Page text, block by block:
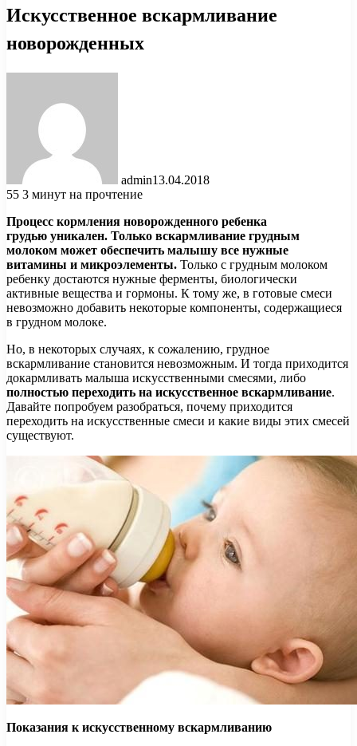
Искусственное вскармливание
новорожденных
admin13.04.2018
55 3 минут на прочтение
Процесс кормления новорожденного ребенка
грудью уникален. Только вскармливание грудным
молоком может обеспечить малышу все нужные
витамины и микроэлементы. Только с грудным молоком
ребенку достаются нужные ферменты, биологически
активные вещества и гормоны. К тому же, в готовые смеси
невозможно добавить некоторые компоненты, содержащиеся
в грудном молоке.
Но, в некоторых случаях, к сожалению, грудное
вскармливание становится невозможным. И тогда приходится
докармливать малыша искусственными смесями, либо
полностью переходить на искусственное вскармливание.
Давайте попробуем разобраться, почему приходится
переходить на искусственные смеси и какие виды этих смесей
существуют.
Показания к искусственному вскармливанию